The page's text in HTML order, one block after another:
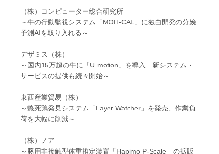
（株）コンピューター総合研究所
～牛の行動監視システム「MOH-CAL」に独自開発の分娩
予測AIを取り入れる～
デザミス（株）
～国内15万超の牛に「U-motion」を導入 新システム・
サービスの提供も続々開始～
東西産業貿易（株）
～斃死鶏発見システム「Layer Watcher」を発売、作業負
荷を大幅に削減～
（株）ノア
～豚用非接触型体重推定装置「Hapimo P-Scale」の拡販